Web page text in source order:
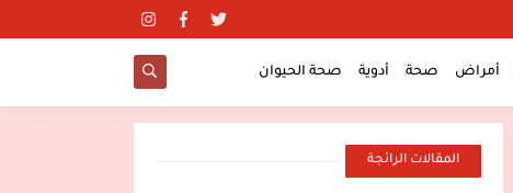
أمراض صحة أدوية صحة الحيوان
المقالات الرائجة